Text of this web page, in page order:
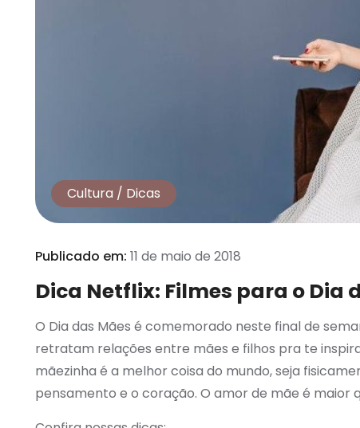
Cultura / Dicas
Publicado em: 11 de maio de 2018
Dica Netflix: Filmes para o Dia
O Dia das Mães é comemorado neste final de
retratam relações entre mães e filhos pra te
mãezinha é a melhor coisa do mundo, seja
pensamento e o coração. O amor de mãe é maior